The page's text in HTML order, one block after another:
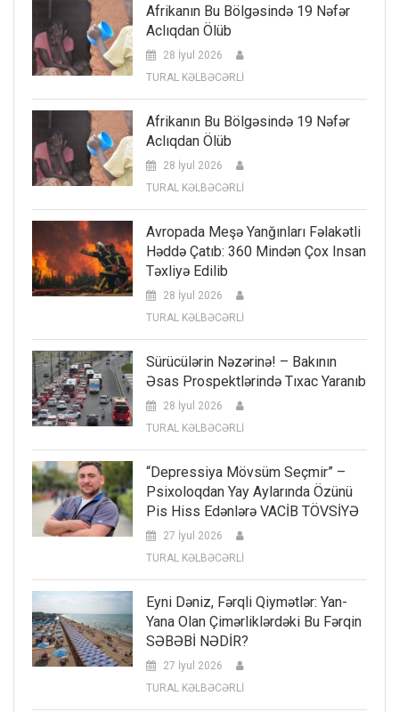
Afrikanın Bu Bölgəsində 19 Nəfər
Aclıqdan Ölüb
28 İyul 2026
TURAL KƏLBƏCƏRLİ
Afrikanın Bu Bölgəsində 19 Nəfər
Aclıqdan Ölüb
28 İyul 2026
TURAL KƏLBƏCƏRLİ
Avropada Meşə Yanğınları Fəlakətli
Həddə Çatıb: 360 Mindən Çox Insan
Təxliyə Edilib
28 İyul 2026
TURAL KƏLBƏCƏRLİ
Sürücülərin Nəzərinə! – Bakının
Əsas Prospektlərində Tıxac Yaranıb
28 İyul 2026
TURAL KƏLBƏCƏRLİ
“Depressiya Mövsüm Seçmir” –
Psixoloqdan Yay Aylarında Özünü
Pis Hiss Edənlərə VACİB TÖVSİYƏ
27 İyul 2026
TURAL KƏLBƏCƏRLİ
Eyni Dəniz, Fərqli Qiymətlər: Yan-
Yana Olan Çimərliklərdəki Bu Fərqin
SƏBƏBİ NƏDİR?
27 İyul 2026
TURAL KƏLBƏCƏRLİ